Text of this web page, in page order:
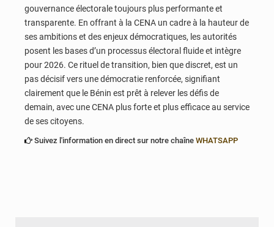
gouvernance électorale toujours plus performante et
transparente. En offrant à la CENA un cadre à la hauteur de
ses ambitions et des enjeux démocratiques, les autorités
posent les bases d’un processus électoral fluide et intègre
pour 2026. Ce rituel de transition, bien que discret, est un
pas décisif vers une démocratie renforcée, signifiant
clairement que le Bénin est prêt à relever les défis de
demain, avec une CENA plus forte et plus efficace au service
de ses citoyens.
Suivez l'information en direct sur notre chaîne WHATSAPP